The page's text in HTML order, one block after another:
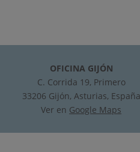
OFICINA GIJÓN
C. Corrida 19, Primero
33206 Gijón, Asturias, España
Ver en Google Maps